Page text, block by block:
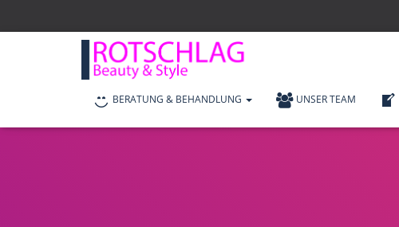
BERATUNG & BEHANDLUNG UNSER TEAM